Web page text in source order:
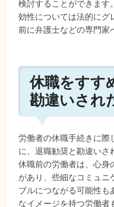
検討することができます
効性については法的にグ
前に弁護士などの専門家
休職をすす
勘違いされ
労働者の休職手続きに際
に、退職勧奨と勘違いさ
休職前の労働者は、心身
があり、些細なコミュニ
ブルにつながる可能性
なイメージを持つ労働者